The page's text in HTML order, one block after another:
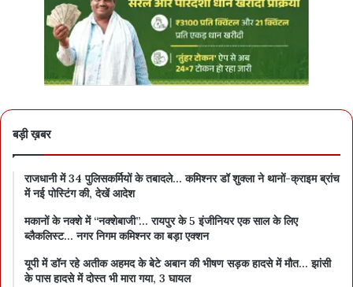
बड़ी ख़बर
राजधानी में 34 पुलिसकर्मियों के तबादले… कमिश्नर डॉ शुक्ला ने थानों-क्राइम ब्रांच
में नई पोस्टिंग की, देखें आदेश
मकानों के नक्शे में “नक्शेबाजी”… रायपुर के 5 इंजीनियर एक साल के लिए
ब्लैकलिस्ट… नगर निगम कमिश्नर का बड़ा एक्शन
यूपी में डॉन रहे अतीक अहमद के बेटे अबान की भीषण सड़क हादसे में मौत… झांसी
के पास हादसे में दोस्त भी मारा गया, 3 घायल